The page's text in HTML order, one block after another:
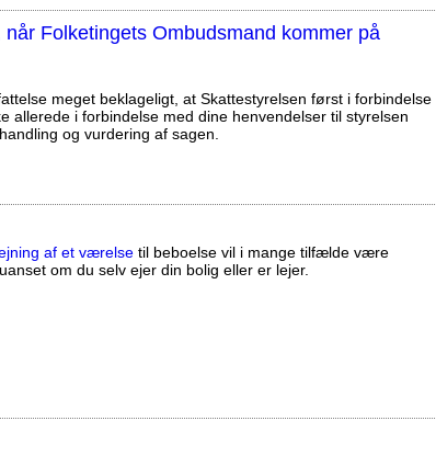
Folketingets Ombudsmand kommer på
meget beklageligt, at Skattestyrelsen først i forbindelse
allerede i forbindelse med dine henvendelser til styrelsen
og vurdering af sagen.
af et værelse til beboelse vil i mange tilfælde være
om du selv ejer din bolig eller er lejer.